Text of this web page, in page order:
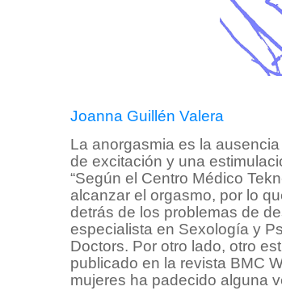
Joanna Guillén Valera
La anorgasmia es la
de excitación y una
“Según el Centro Médico
alcanzar el orgasmo, por lo
detrás de los problemas de
especialista en Sexología y
Doctors. Por otro lado, otro
publicado en la revista BMC
mujeres ha padecido alguna